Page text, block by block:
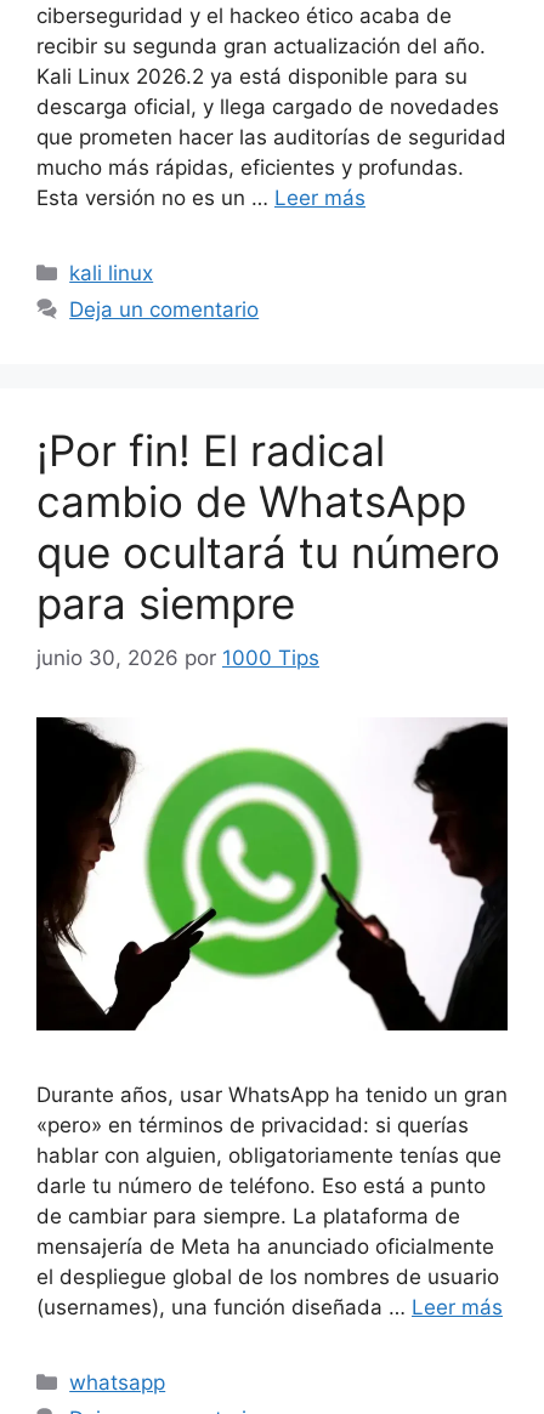
ciberseguridad y el hackeo ético acaba de
recibir su segunda gran actualización del año.
Kali Linux 2026.2 ya está disponible para su
descarga oficial, y llega cargado de novedades
que prometen hacer las auditorías de seguridad
mucho más rápidas, eficientes y profundas.
Esta versión no es un … Leer más
Categorías
kali linux
Deja un comentario
¡Por fin! El radical
cambio de WhatsApp
que ocultará tu número
para siempre
junio 30, 2026 por 1000 Tips
Durante años, usar WhatsApp ha tenido un gran
«pero» en términos de privacidad: si querías
hablar con alguien, obligatoriamente tenías que
darle tu número de teléfono. Eso está a punto
de cambiar para siempre. La plataforma de
mensajería de Meta ha anunciado oficialmente
el despliegue global de los nombres de usuario
(usernames), una función diseñada … Leer más
Categorías
whatsapp